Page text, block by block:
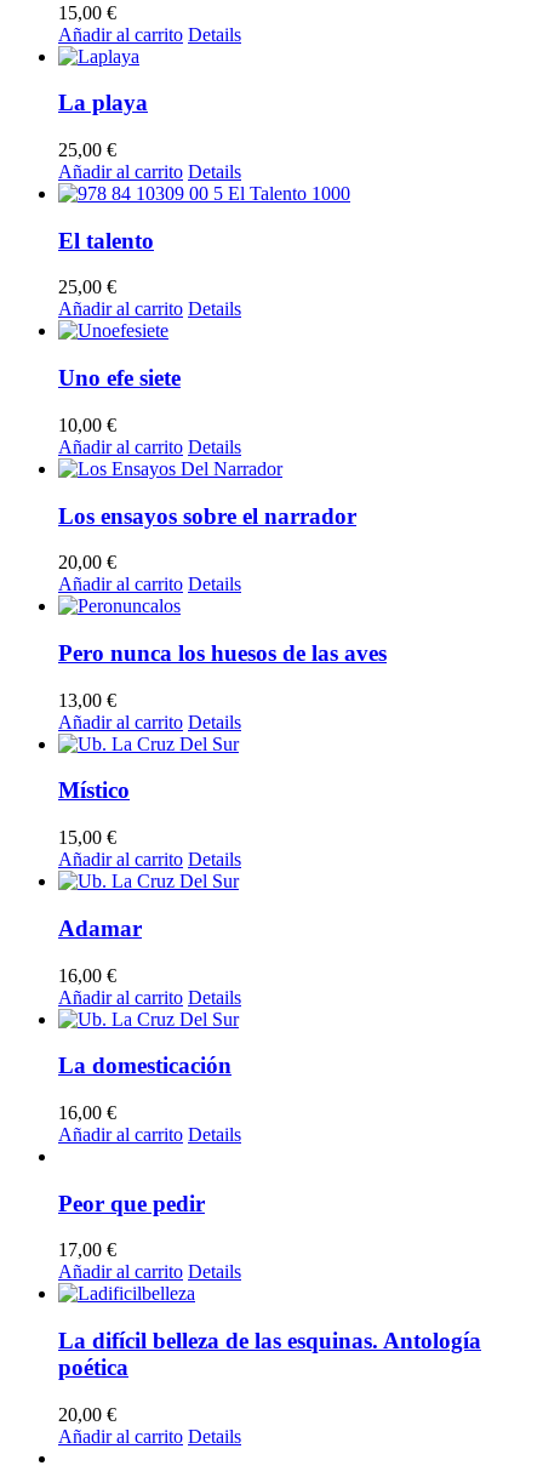
15,00 €
Añadir al carrito Details
La playa
25,00 €
Añadir al carrito Details
El talento
25,00 €
Añadir al carrito Details
Uno efe siete
10,00 €
Añadir al carrito Details
Los ensayos sobre el narrador
20,00 €
Añadir al carrito Details
Pero nunca los huesos de las aves
13,00 €
Añadir al carrito Details
Místico
15,00 €
Añadir al carrito Details
Adamar
16,00 €
Añadir al carrito Details
La domesticación
16,00 €
Añadir al carrito Details
Peor que pedir
17,00 €
Añadir al carrito Details
La difícil belleza de las esquinas. Antología
poética
20,00 €
Añadir al carrito Details